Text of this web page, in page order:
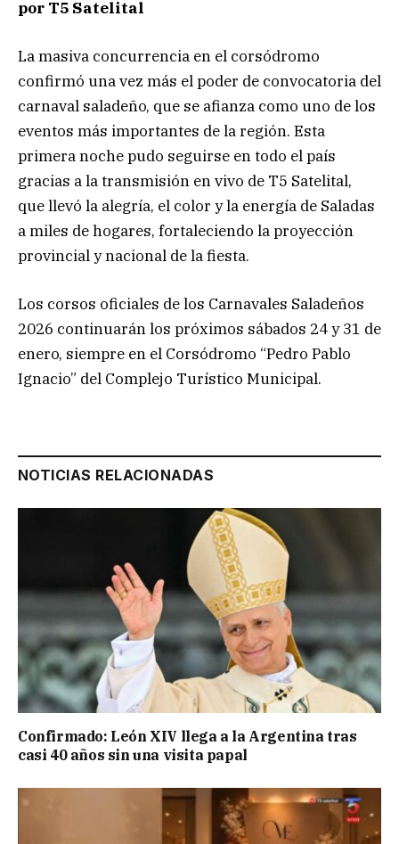
por T5 Satelital
La masiva concurrencia en el corsódromo
confirmó una vez más el poder de convocatoria del
carnaval saladeño, que se afianza como uno de los
eventos más importantes de la región. Esta
primera noche pudo seguirse en todo el país
gracias a la transmisión en vivo de T5 Satelital,
que llevó la alegría, el color y la energía de Saladas
a miles de hogares, fortaleciendo la proyección
provincial y nacional de la fiesta.
Los corsos oficiales de los Carnavales Saladeños
2026 continuarán los próximos sábados 24 y 31 de
enero, siempre en el Corsódromo “Pedro Pablo
Ignacio” del Complejo Turístico Municipal.
NOTICIAS RELACIONADAS
Confirmado: León XIV llega a la Argentina tras
casi 40 años sin una visita papal